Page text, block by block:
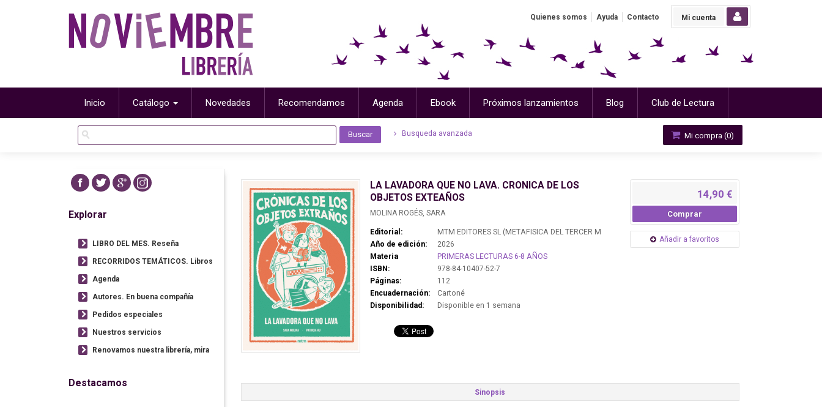
Mi cuenta
Quienes somos Ayuda Contacto
Inicio Catálogo Novedades Recomendamos Agenda Ebook Próximos lanzamientos Blog Club de Lectura
Busqueda avanzada Mi compra (0)
LA LAVADORA QUE NO LAVA. CRONICA DE LOS
OBJETOS EXTEAÑOS
MOLINA ROGÉS, SARA
Editorial:
MTM EDITORES SL (METAFISICA DEL TERCER M
Año de edición:
2026
Materia
PRIMERAS LECTURAS 6-8 AÑOS
ISBN:
978-84-10407-52-7
Páginas:
112
Encuadernación:
Cartoné
Disponibilidad:
Disponible en 1 semana
14,90 €
Comprar
Añadir a favoritos
Sinopsis
Explorar
LIBRO DEL MES. Reseña
RECORRIDOS TEMÁTICOS. Libros
Agenda
Autores. En buena compañía
Pedidos especiales
Nuestros servicios
Renovamos nuestra librería, mira
Destacamos